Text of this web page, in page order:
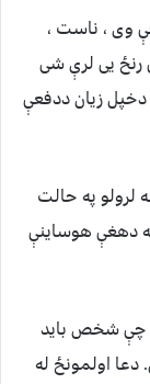
وی ، ناست ،
رنځ یی لرې شی
زیان ددفعې
لرولو په حالت
دهغې هوساینې
چې شخص باید
اولمونځ له